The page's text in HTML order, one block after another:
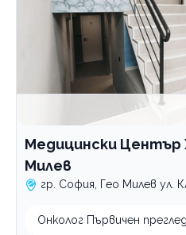
Медицински Център
Милев
гр. София, Гео Милев ул.
Онколог Първичен преглед